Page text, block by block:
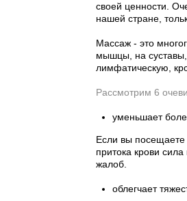
своей ценности.
нашей стране,
Массаж - это
мышцы, на суставы,
лимфатическую,
Рассмотрим 6
уменьшает
Если вы посещаете
притока крови
жалоб.
облегчает